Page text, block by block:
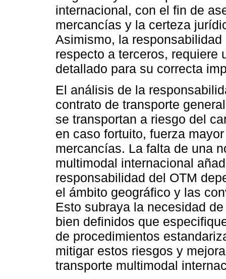
internacional, con el fin de
mercancías y la certeza
Asimismo, la
respecto a terceros, requiere
detallado para su correcta
El análisis de la
contrato de transporte
se transportan a riesgo del
en caso fortuito, fuerza
mercancías. La falta de una
multimodal internacional
responsabilidad del OTM
el ámbito geográfico y las
Esto subraya la necesidad
bien definidos que
de procedimientos
mitigar estos riesgos y
transporte multimodal